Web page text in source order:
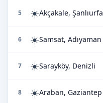
5 ☀️Akçakale, Şanlıurfa
6 ☀️Samsat, Adıyaman
7 ☀️Sarayköy, Denizli
8 ☀️Araban, Gaziantep